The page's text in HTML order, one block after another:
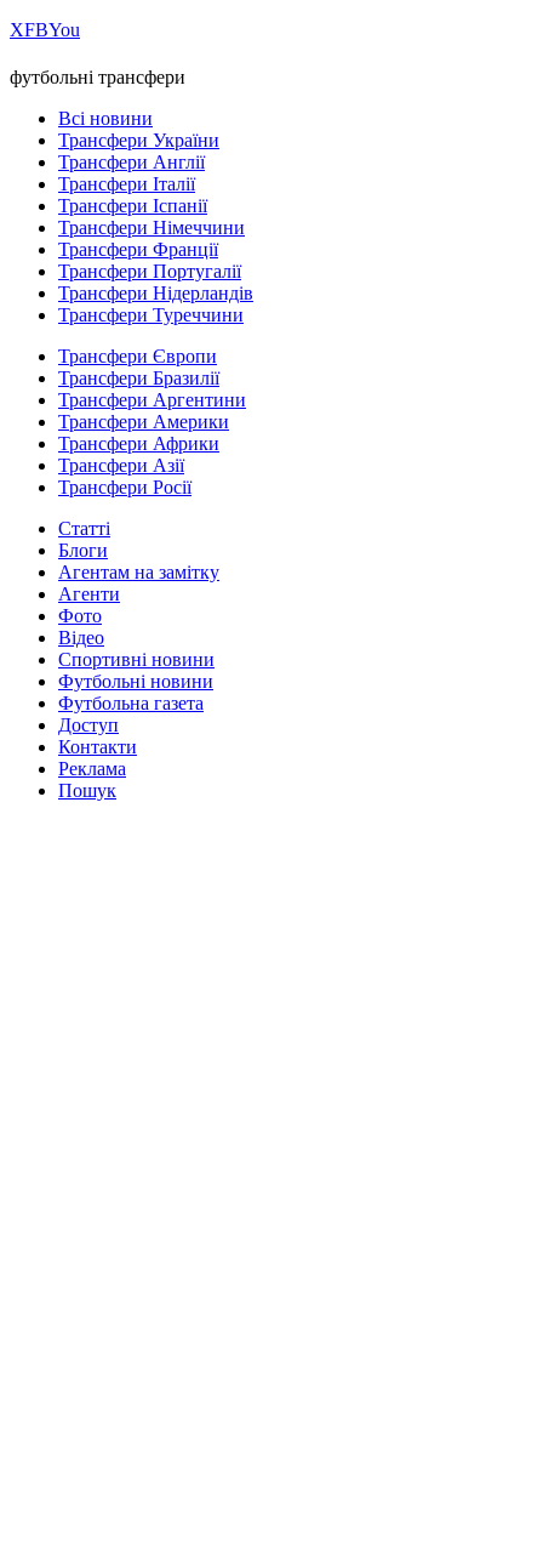
ХFBYou
футбольні трансфери
Всі новини
Трансфери України
Трансфери Англії
Трансфери Італії
Трансфери Іспанії
Трансфери Німеччини
Трансфери Франції
Трансфери Португалії
Трансфери Нідерландів
Трансфери Туреччини
Трансфери Європи
Трансфери Бразилії
Трансфери Аргентини
Трансфери Америки
Трансфери Африки
Трансфери Азії
Трансфери Росії
Статті
Блоги
Агентам на замітку
Агенти
Фото
Відео
Спортивні новини
Футбольні новини
Футбольна газета
Доступ
Контакти
Реклама
Пошук